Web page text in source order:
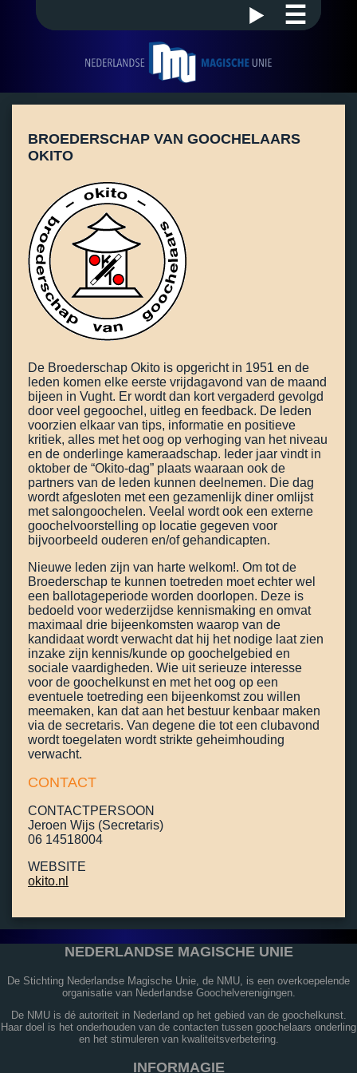
☰
BROEDERSCHAP VAN GOOCHELAARS
OKITO
De Broederschap Okito is opgericht in 1951 en de
leden komen elke eerste vrijdagavond van de maand
bijeen in Vught. Er wordt dan kort vergaderd gevolgd
door veel gegoochel, uitleg en feedback. De leden
voorzien elkaar van tips, informatie en positieve
kritiek, alles met het oog op verhoging van het niveau
en de onderlinge kameraadschap. Ieder jaar vindt in
oktober de “Okito-dag” plaats waaraan ook de
partners van de leden kunnen deelnemen. Die dag
wordt afgesloten met een gezamenlijk diner omlijst
met salongoochelen. Veelal wordt ook een externe
goochelvoorstelling op locatie gegeven voor
bijvoorbeeld ouderen en/of gehandicapten.
Nieuwe leden zijn van harte welkom!. Om tot de
Broederschap te kunnen toetreden moet echter wel
een ballotageperiode worden doorlopen. Deze is
bedoeld voor wederzijdse kennismaking en omvat
maximaal drie bijeenkomsten waarop van de
kandidaat wordt verwacht dat hij het nodige laat zien
inzake zijn kennis/kunde op goochelgebied en
sociale vaardigheden. Wie uit serieuze interesse
voor de goochelkunst en met het oog op een
eventuele toetreding een bijeenkomst zou willen
meemaken, kan dat aan het bestuur kenbaar maken
via de secretaris. Van degene die tot een clubavond
wordt toegelaten wordt strikte geheimhouding
verwacht.
CONTACT
CONTACTPERSOON
Jeroen Wijs (Secretaris)
06 14518004
WEBSITE
okito.nl
NEDERLANDSE MAGISCHE UNIE
De Stichting Nederlandse Magische Unie, de NMU, is een overkoepelende
organisatie van Nederlandse Goochelverenigingen.
De NMU is dé autoriteit in Nederland op het gebied van de goochelkunst.
Haar doel is het onderhouden van de contacten tussen goochelaars onderling
en het stimuleren van kwaliteitsverbetering.
INFORMAGIE